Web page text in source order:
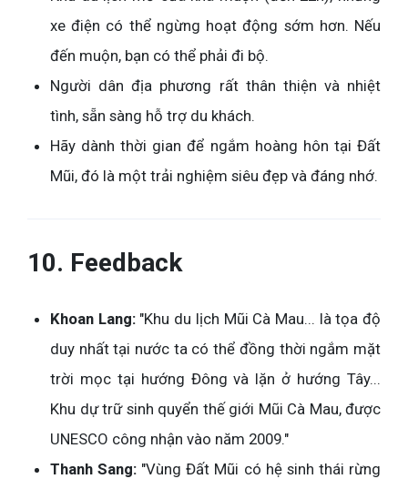
xe điện có thể ngừng hoạt động sớm hơn. Nếu
đến muộn, bạn có thể phải đi bộ.
Người dân địa phương rất thân thiện và nhiệt
tình, sẵn sàng hỗ trợ du khách.
Hãy dành thời gian để ngắm hoàng hôn tại Đất
Mũi, đó là một trải nghiệm siêu đẹp và đáng nhớ.
10. Feedback
Khoan Lang:"Khu du lịch Mũi Cà Mau... là tọa độ
duy nhất tại nước ta có thể đồng thời ngắm mặt
trời mọc tại hướng Đông và lặn ở hướng Tây...
Khu dự trữ sinh quyển thế giới Mũi Cà Mau, được
UNESCO công nhận vào năm 2009."
Thanh Sang: "Vùng Đất Mũi có hệ sinh thái rừng